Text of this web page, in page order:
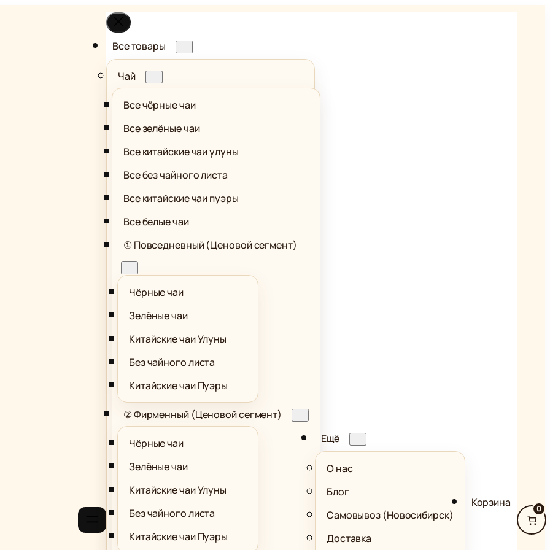
Все товары
Чай
Все чёрные чаи
Все зелёные чаи
Все китайские чаи улуны
Все без чайного листа
Все китайские чаи пуэры
Все белые чаи
① Повседневный (Ценовой сегмент)
Чёрные чаи
Зелёные чаи
Китайские чаи Улуны
Без чайного листа
Китайские чаи Пуэры
② Фирменный (Ценовой сегмент)
Чёрные чаи
Зелёные чаи
Китайские чаи Улуны
Без чайного листа
Китайские чаи Пуэры
Ещё
О нас
Блог
Самовывоз (Новосибирск)
Доставка
Корзина 0